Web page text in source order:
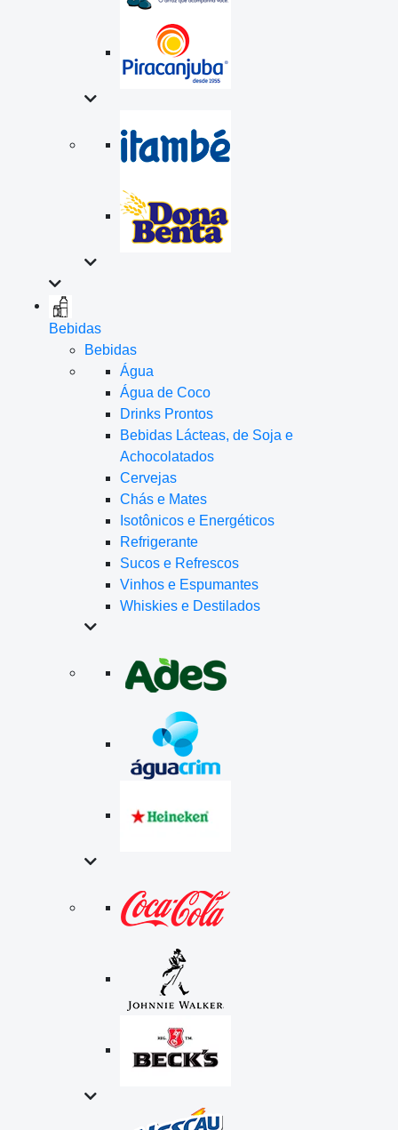
Bebidas
Bebidas
Água
Água de Coco
Drinks Prontos
Bebidas Lácteas, de Soja e
Achocolatados
Cervejas
Chás e Mates
Isotônicos e Energéticos
Refrigerante
Sucos e Refrescos
Vinhos e Espumantes
Whiskies e Destilados